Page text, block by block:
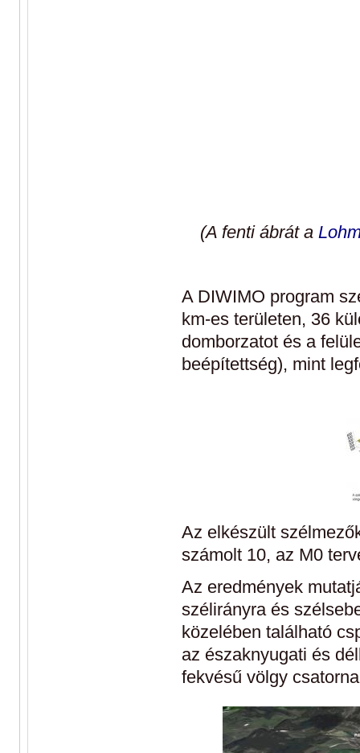
(A fenti ábrát a
A DIWIMO program
km-es területen, 36
domborzatot és a
beépítettség), mint
Az elkészült
számolt 10, az M0
Az eredmények
szélirányra és
közelében található
az északnyugati és
fekvésű völgy